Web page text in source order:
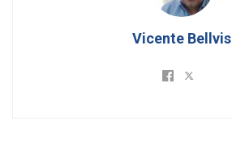
Vicente Bellvis